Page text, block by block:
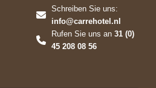
Schreiben Sie uns:
info@carrehotel.nl
Rufen Sie uns an 31 (0)
45 208 08 56